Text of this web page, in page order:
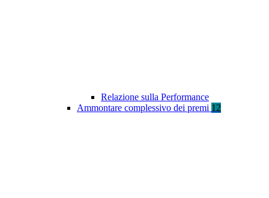
Relazione sulla Performance
Ammontare complessivo dei premi 12